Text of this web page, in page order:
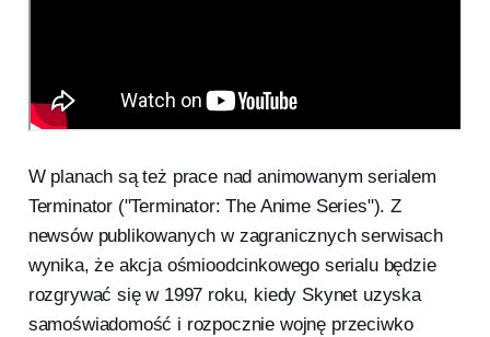
W planach są też prace nad animowanym serialem
Terminator ("Terminator: The Anime Series"). Z
newsów publikowanych w zagranicznych serwisach
wynika, że akcja ośmioodcinkowego serialu będzie
rozgrywać się w 1997 roku, kiedy Skynet uzyska
samoświadomość i rozpocznie wojnę przeciwko